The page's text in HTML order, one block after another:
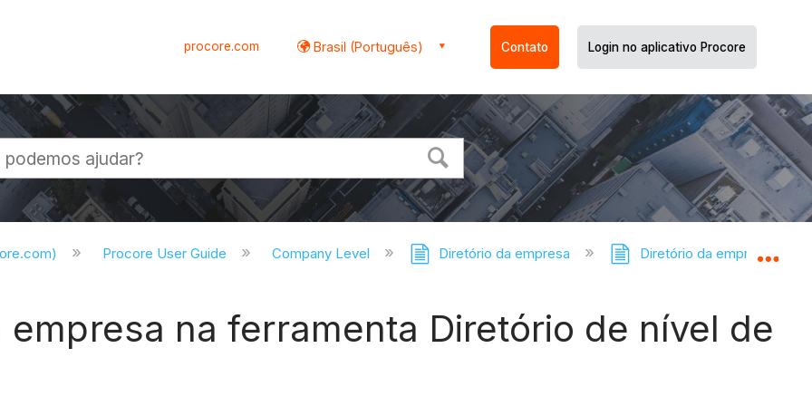
procore.com Brasil (Português) Contato Login no aplicativo Procore
Procore User Guide Company Level Diretório da empresa Diretório da empresa:
na ferramenta Diretório de nível de